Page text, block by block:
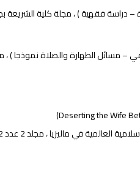
مسائل الطهارة والصلاة نموذجا ) ،
في ماليزيا ، مجلد 2 عدد 2 ،عام 2018 م .